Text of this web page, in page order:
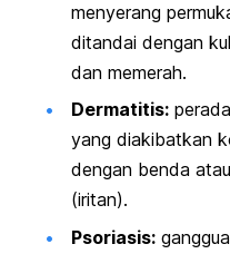
menyerang
ditandai dengan
dan memerah.
Dermatitis:
yang diakibatkan
dengan benda
(iritan).
Psoriasis: